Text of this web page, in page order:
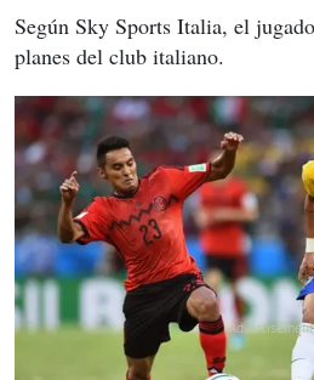
Según Sky Sports Italia, el
planes del club italiano.